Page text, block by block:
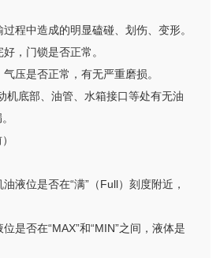
程中造成的明显磕碰、划伤、变形。
，门锁是否正常。
压是否正常，有无严重磨损。
机底部、油管、水箱接口等处有无油
液位是否在“满”（Full）刻度附近，
是否在“MAX”和“MIN”之间，液体是